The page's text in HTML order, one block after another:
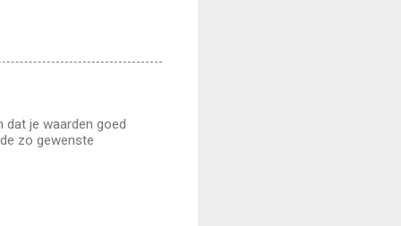
dat je waarden goed
zo gewenste